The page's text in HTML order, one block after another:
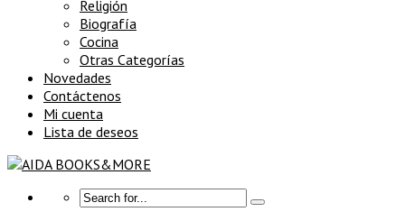
Religión
Biografía
Cocina
Otras Categorías
Novedades
Contáctenos
Mi cuenta
Lista de deseos